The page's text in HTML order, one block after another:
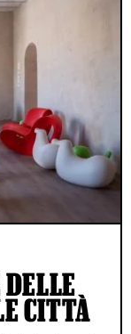
DELLE
CITTÀ